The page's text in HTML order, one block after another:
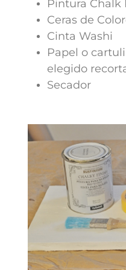
Pintura Chalk
Ceras de
Cinta Washi
Papel o
elegido
Secador